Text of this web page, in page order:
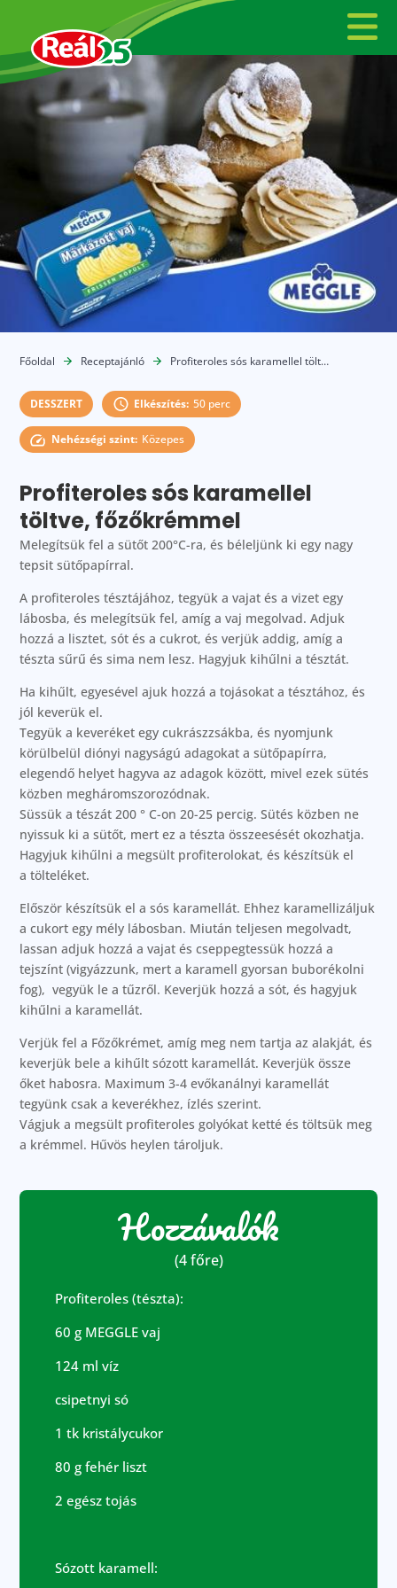
Főoldal Receptajánló Profiteroles sós karamellel töltve, főzőkrémmel
Hozzávalók
(4 főre)
Profiteroles (tészta):
60 g MEGGLE vaj
124 ml víz
csipetnyi só
1 tk kristálycukor
80 g fehér liszt
2 egész tojás
Sózott karamell:
DESSZERT Elkészítés: 50 perc
Nehézségi szint: Közepes
Profiteroles sós karamellel
töltve, főzőkrémmel
Melegítsük fel a sütőt 200°C-ra, és béleljünk ki egy nagy
tepsit sütőpapírral.
A profiteroles tésztájához, tegyük a vajat és a vizet egy
lábosba, és melegítsük fel, amíg a vaj megolvad. Adjuk
hozzá a lisztet, sót és a cukrot, és verjük addig, amíg a
tészta sűrű és sima nem lesz. Hagyjuk kihűlni a tésztát.
Ha kihűlt, egyesével ajuk hozzá a tojásokat a tésztához, és
jól keverük el.
Tegyük a keveréket egy cukrászzsákba, és nyomjunk
körülbelül diónyi nagyságú adagokat a sütőpapírra,
elegendő helyet hagyva az adagok között, mivel ezek sütés
közben megháromszorozódnak.
Süssük a tészát 200 ° C-on 20-25 percig. Sütés közben ne
nyissuk ki a sütőt, mert ez a tészta összeesését okozhatja.
Hagyjuk kihűlni a megsült profiterolokat, és készítsük el
a tölteléket.
Először készítsük el a sós karamellát. Ehhez karamellizáljuk
a cukort egy mély lábosban. Miután teljesen megolvadt,
lassan adjuk hozzá a vajat és cseppegtessük hozzá a
tejszínt (vigyázzunk, mert a karamell gyorsan buborékolni
fog), vegyük le a tűzről. Keverjük hozzá a sót, és hagyjuk
kihűlni a karamellát.
Verjük fel a Főzőkrémet, amíg meg nem tartja az alakját, és
keverjük bele a kihűlt sózott karamellát. Keverjük össze
őket habosra. Maximum 3-4 evőkanálnyi karamellát
tegyünk csak a keverékhez, ízlés szerint.
Vágjuk a megsült profiteroles golyókat ketté és töltsük meg
a krémmel. Hűvös heylen tároljuk.